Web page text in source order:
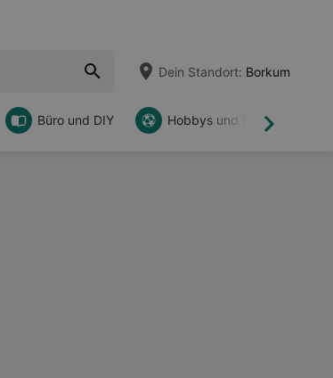
Dein Standort: Borkum
Weiter
Büro und DIY Hobbys und Freizeit